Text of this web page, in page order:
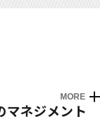
MORE
ネジメント